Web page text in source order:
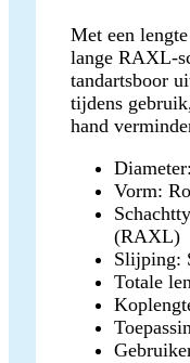
Met een
lange RAXL-
tandartsboor
tijdens
hand
Vorm:
(RAXL)
Slijping:
Totale